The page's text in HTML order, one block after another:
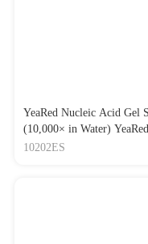
YeaRed Nucleic Acid Gel
(10,000× in Water) YeaRed
酸染料（10,000× 水溶液）
10202ES